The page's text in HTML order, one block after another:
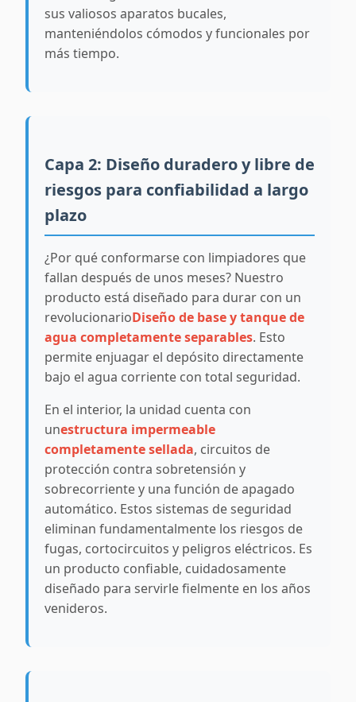
sus valiosos aparatos bucales,
manteniéndolos cómodos y funcionales por
más tiempo.
Capa 2: Diseño duradero y libre de
riesgos para confiabilidad a largo
plazo
¿Por qué conformarse con limpiadores que
fallan después de unos meses? Nuestro
producto está diseñado para durar con un
revolucionarioDiseño de base y tanque de
agua completamente separables. Esto
permite enjuagar el depósito directamente
bajo el agua corriente con total seguridad.
En el interior, la unidad cuenta con
unestructura impermeable
completamente sellada, circuitos de
protección contra sobretensión y
sobrecorriente y una función de apagado
automático. Estos sistemas de seguridad
eliminan fundamentalmente los riesgos de
fugas, cortocircuitos y peligros eléctricos. Es
un producto confiable, cuidadosamente
diseñado para servirle fielmente en los años
venideros.